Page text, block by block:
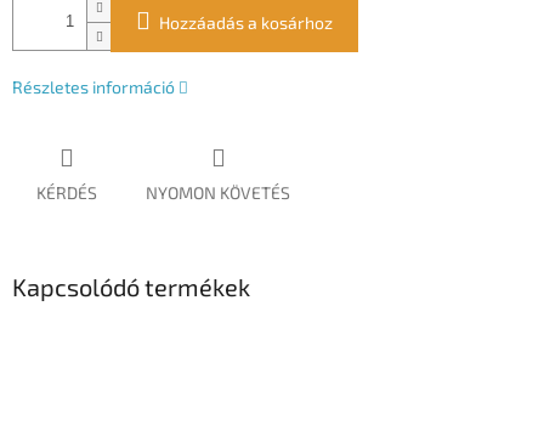
Hozzáadás a kosárhoz
Részletes információ
KÉRDÉS NYOMON KÖVETÉS
Kapcsolódó termékek